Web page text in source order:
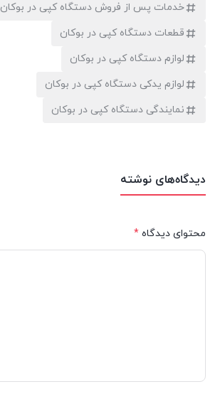
خدمات پس از فروش دستگاه کپی در بوکان
قطعات دستگاه کپی در بوکان
لوازم دستگاه کپی در بوکان
لوازم یدکی دستگاه کپی در بوکان
نمایندگی دستگاه کپی در بوکان
دیدگاه‌های نوشته
محتوای دیدگاه *